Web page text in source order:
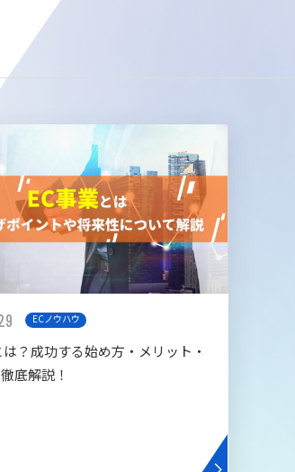
ECノウハウ
は？成功する始め方・メリット・
底解説！